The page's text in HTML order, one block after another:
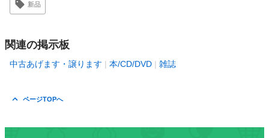
新品
関連の掲示板
中古あげます・譲ります 本/CD/DVD 雑誌
ページTOPへ